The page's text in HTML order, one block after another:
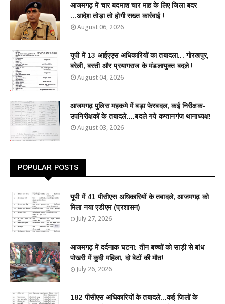
आजमगढ़ में चार बदमाश चार माह के लिए जिला बदर
...आदेश तोड़ा तो होगी सख्त कार्रवाई !
August 06, 2026
यूपी में 13 आईएएस अधिकारियों का तबादला... गोरखपुर,
बरेली, बस्ती और प्रयागराज के मंडलायुक्त बदले !
August 04, 2026
आजमगढ़ पुलिस महकमे में बड़ा फेरबदल, कई निरीक्षक-
उपनिरीक्षकों के तबादले....बदले गये कप्तानगंज थानाध्यक्ष!
August 03, 2026
POPULAR POSTS
यूपी में 41 पीसीएस अधिकारियों के तबादले, आजमगढ़ को
मिला नया एडीएम (प्रशासन)
July 27, 2026
आजमगढ़ में दर्दनाक घटना: तीन बच्चों को साड़ी से बांध
पोखरी में कूदी महिला, दो बेटों की मौत!
July 26, 2026
182 पीसीएस अधिकारियों के तबादले...कई जिलों के